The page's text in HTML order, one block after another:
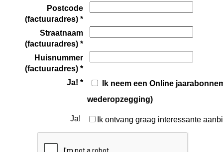
Postcode
(factuuradres) *
Straatnaam
(factuuradres) *
Huisnummer
(factuuradres) *
Ja! *
Ik neem een Online
wederopzegging)
Ja! Ik ontvang graag interessante